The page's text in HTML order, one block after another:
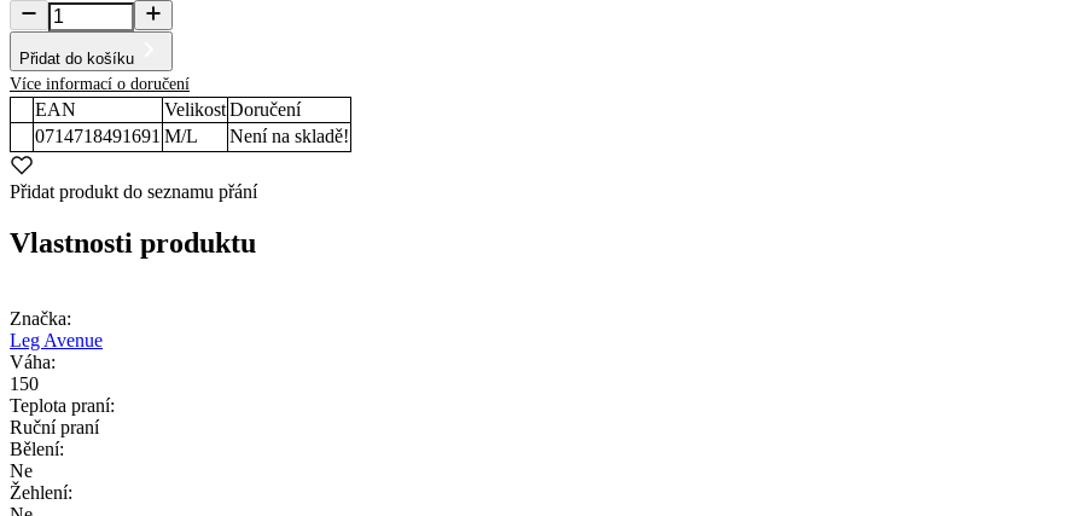
Přidat do košíku
Více informací o doručení
EAN VelikostDoručení
0714718491691 M/L Není na skladě!
Přidat produkt do seznamu přání
Vlastnosti produktu
Značka:
Leg Avenue
Váha:
150
Teplota praní:
Ruční praní
Bělení:
Ne
Žehlení: